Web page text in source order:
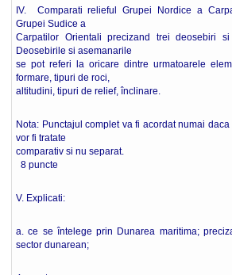
IV. Comparati relieful Grupei Nordice a
Grupei Sudice a
Carpatilor Orientali precizand trei deosebiri
Deosebirile si asemanarile
se pot referi la oricare dintre urmatoarele
formare, tipuri de roci,
altitudini, tipuri de relief, înclinare.
Nota: Punctajul complet va fi acordat numai
vor fi tratate
comparativ si nu
8 puncte
V. Explicati:
a. ce se întelege prin Dunarea maritima;
sector dunarean;